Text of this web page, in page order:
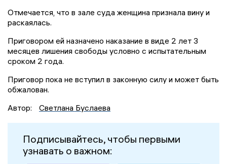
Отмечается, что в зале суда женщина признала вину и
раскаялась.
Приговором ей назначено наказание в виде 2 лет 3
месяцев лишения свободы условно с испытательным
сроком 2 года.
Приговор пока не вступил в законную силу и может быть
обжалован.
Автор:
Светлана Буслаева
Подписывайтесь, чтобы первыми
узнавать о важном: